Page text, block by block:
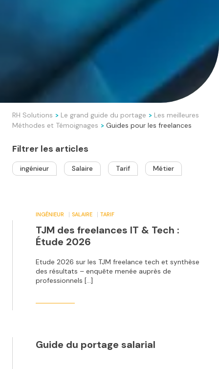
RH Solutions > Le grand guide du portage > Les meilleures
Méthodes et Témoignages > Guides pour les freelances
Filtrer les articles
ingénieur Salaire Tarif Métier
INGÉNIEUR SALAIRE TARIF
TJM des freelances IT & Tech :
Étude 2026
Etude 2026 sur les TJM freelance tech et synthèse
des résultats – enquête menée auprès de
professionnels […]
Guide du portage salarial